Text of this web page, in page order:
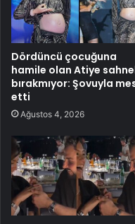
Dördüncü çocuğuna
hamile olan Atiye
bırakmıyor: Şovuyla
etti
Ağustos 4, 2026